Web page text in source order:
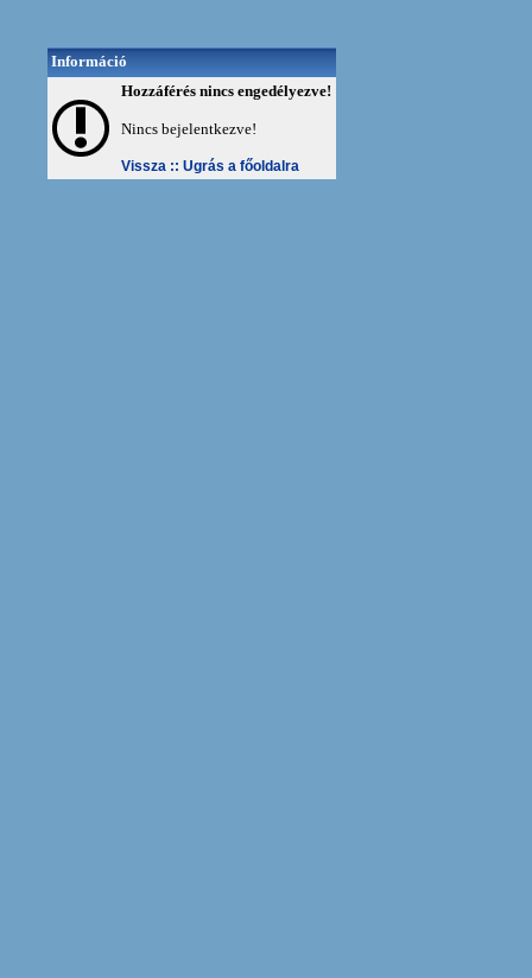
Információ
Hozzáférés nincs engedélyezve!
Nincs bejelentkezve!
Vissza :: Ugrás a főoldalra